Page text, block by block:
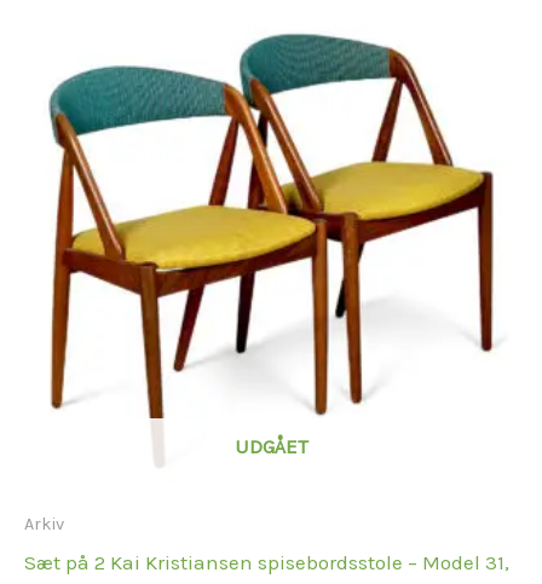
UDGÅET
Arkiv
Sæt på 2 Kai Kristiansen spisebordsstole – Model 31,